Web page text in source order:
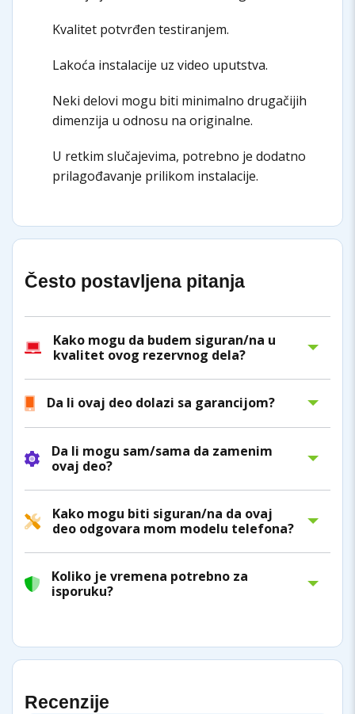
Kvalitet potvrđen testiranjem.
Lakoća instalacije uz video uputstva.
Neki delovi mogu biti minimalno drugačijih
dimenzija u odnosu na originalne.
U retkim slučajevima, potrebno je dodatno
prilagođavanje prilikom instalacije.
Često postavljena pitanja
Kako mogu da budem siguran/na u
kvalitet ovog rezervnog dela?
Da li ovaj deo dolazi sa garancijom?
Da li mogu sam/sama da zamenim
ovaj deo?
Kako mogu biti siguran/na da ovaj
deo odgovara mom modelu telefona?
Koliko je vremena potrebno za
isporuku?
Recenzije